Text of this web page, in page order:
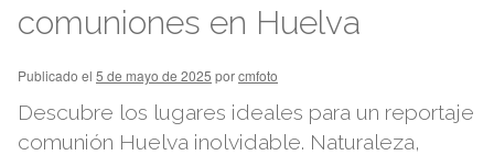
comuniones en Huelva
Publicado el 5 de mayo de 2025 porcmfoto
Descubre los lugares ideales para un reportaje
comunión Huelva inolvidable. Naturaleza,